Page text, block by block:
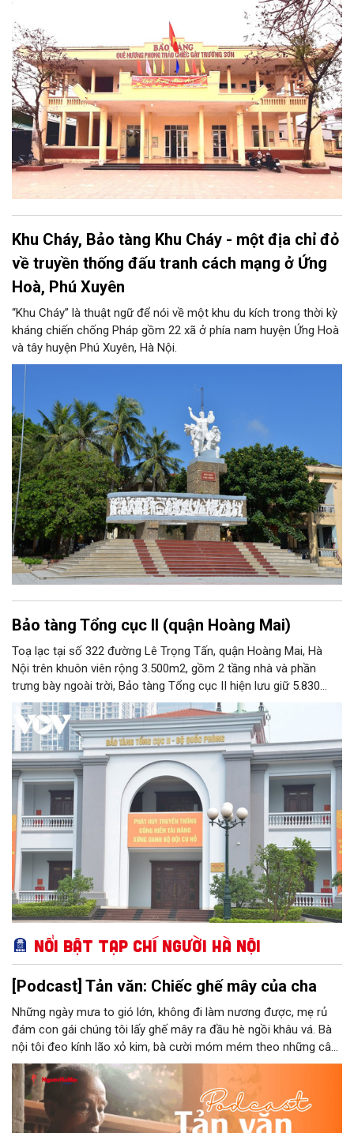
phong trào động viên thanh niên lên đường “xẻ dọc Trường Sơn
đi cứu nước” và câu chuyện huyền thoại “chiếc gậy Trường
Sơn”.
Khu Cháy, Bảo tàng Khu Cháy - một địa chỉ đỏ
về truyền thống đấu tranh cách mạng ở Ứng
Hoà, Phú Xuyên
“Khu Cháy” là thuật ngữ để nói về một khu du kích trong thời kỳ
kháng chiến chống Pháp gồm 22 xã ở phía nam huyện Ứng Hoà
và tây huyện Phú Xuyên, Hà Nội.
Bảo tàng Tổng cục II (quận Hoàng Mai)
Toạ lạc tại số 322 đường Lê Trọng Tấn, quận Hoàng Mai, Hà
Nội trên khuôn viên rộng 3.500m2, gồm 2 tầng nhà và phần
trưng bày ngoài trời, Bảo tàng Tổng cục II hiện lưu giữ 5.830
hiện vật, trong đó có nhiều hiện vật quý hiếm gắn liền với cuộc
đời hoạt động của nhiều chiến sĩ tình báo xuất sắc của Quân
đội nhân dân Việt Nam. Với chức năng phục vụ công tác nghiên
cứu, tham quan học tập, giáo dục truyền thống, Bảo tàng Tổng
cục II chính thức được Bộ Văn hoá - Thông tin công nhận nằm
trong hệ thống các bảo tàng cấp 2 toàn quân.
Nổi bật Tạp chí Người Hà Nội
[Podcast] Tản văn: Chiếc ghế mây của cha
Những ngày mưa to gió lớn, không đi làm nương được, mẹ rủ
đám con gái chúng tôi lấy ghế mây ra đầu hè ngồi khâu vá. Bà
nội tôi đeo kính lão xỏ kim, bà cười móm mém theo những câu
chuyện kể tếu táo của đám trẻ chúng tôi. Chiếc ghế mây phát
ra âm thanh kin kít chịu đựng sức nặng cơ thể con người theo
những điệu cười khúc khích.